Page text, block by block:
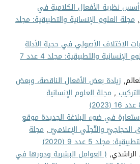
أسس نظرية الأفعال الكلامية في
, مجلة العلوم الإنسانية والتطبيقية: مجلد
الاختلاف الأصولي في حجية الأدلة
مجلة العلوم الإنسانية والتطبيقية: مجلد 4 عدد 7
زيادة بعض الأفعال الناقصة، وبعض
, مجلة العلوم الإنسانية
في ضوء البلاغة الجديدة موقع
الحجاجيّ والتّجلّي الإعلاميّ, مجلة
مجلد 5 عدد 9 (2020)
( العوامل البشرية ودورها في